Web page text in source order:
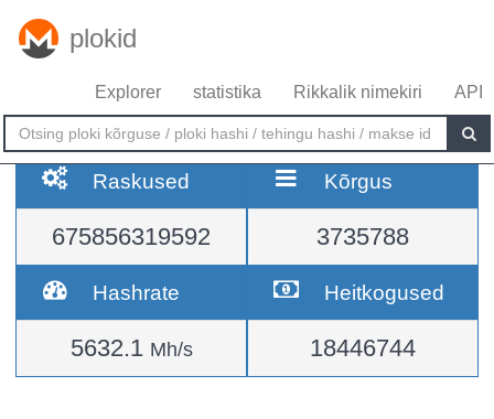
plokid
Explorer statistika Rikkalik nimekiri API
Raskused
675856319592
Kõrgus
3735788
Hashrate
5632.1 Mh/s
Heitkogused
18446744